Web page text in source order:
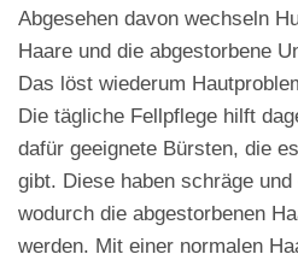
Abgesehen davon wechseln
Haare und die abgestorbene
Das löst wiederum
Die tägliche Fellpflege hilft
dafür geeignete Bürsten, die
gibt. Diese haben schräge
wodurch die abgestorbenen
werden. Mit einer normalen